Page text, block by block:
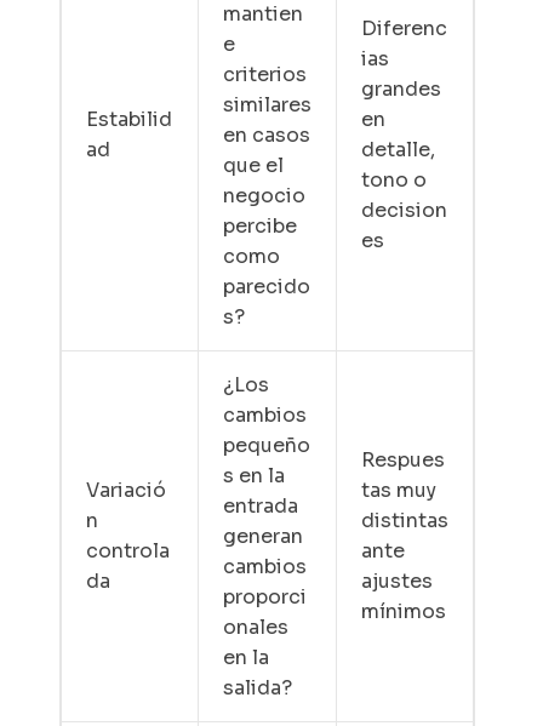
Estabilid
ad
mantien
e
criterios
similares
en casos
que el
negocio
percibe
como
parecido
s?
Diferenc
ias
grandes
en
detalle,
tono o
decision
es
Variació
n
controla
da
¿Los
cambios
pequeño
s en la
entrada
generan
cambios
proporci
onales
en la
salida?
Respues
tas muy
distintas
ante
ajustes
mínimos